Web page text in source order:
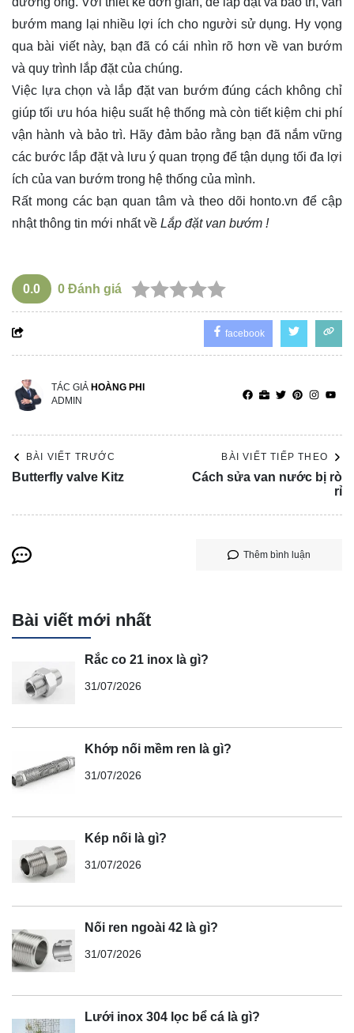
bướm mang lại nhiều lợi ích cho người sử dụng. Hy vọng
qua bài viết này, bạn đã có cái nhìn rõ hơn về van bướm
và quy trình lắp đặt của chúng.
Việc lựa chọn và lắp đặt van bướm đúng cách không chỉ
giúp tối ưu hóa hiệu suất hệ thống mà còn tiết kiệm chi phí
vận hành và bảo trì. Hãy đảm bảo rằng bạn đã nắm vững
các bước lắp đặt và lưu ý quan trọng để tận dụng tối đa lợi
ích của van bướm trong hệ thống của mình.
Rất mong các bạn quan tâm và theo dõi honto.vn để cập
nhật thông tin mới nhất về Lắp đặt van bướm !
0.0 0 Đánh giá
facebook
TÁC GIẢ HOÀNG PHI
ADMIN
BÀI VIẾT TRƯỚC
Butterfly valve Kitz
BÀI VIẾT TIẾP THEO
Cách sửa van nước bị rò
rỉ
Thêm bình luận
Bài viết mới nhất
Rắc co 21 inox là gì?
31/07/2026
Khớp nối mềm ren là gì?
31/07/2026
Kép nối là gì?
31/07/2026
Nối ren ngoài 42 là gì?
31/07/2026
Lưới inox 304 lọc bể cá là gì?